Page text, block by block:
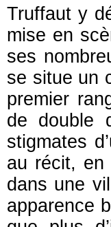
Truffaut y
mise en
ses
se situe un
premier
de double
stigmates
au récit, en
dans une
apparence